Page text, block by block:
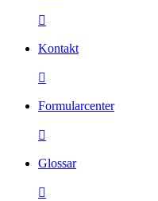

Kontakt

Formularcenter

Glossar
